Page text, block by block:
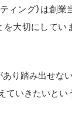
ィング）は創業
を大切にしてい
り踏み出せな
いきたいとい